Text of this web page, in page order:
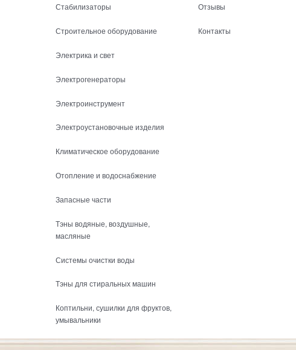
Стабилизаторы
Строительное оборудование
Электрика и свет
Электрогенераторы
Электроинструмент
Электроустановочные изделия
Климатическое оборудование
Отопление и водоснабжение
Запасные части
Тэны водяные, воздушные,
масляные
Системы очистки воды
Тэны для стиральных машин
Коптильни, сушилки для фруктов,
умывальники
Отзывы
Контакты